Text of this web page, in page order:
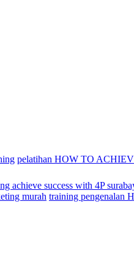
pelatihan HOW TO
achieve success with 4P
murah training pengenalan